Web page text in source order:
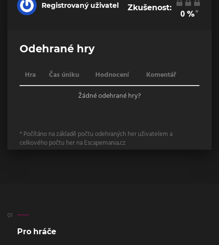
Registrovaný uživatel Zkušenost:
0%*
Odehrané hry
Hra Čas úniku Hodnocení
Komentář
Žádné odehrané hry?
* Počítáno na základě počtu odehraných her uživatelem a
celkového počtu her na Escapemania.cz
Pro hráče